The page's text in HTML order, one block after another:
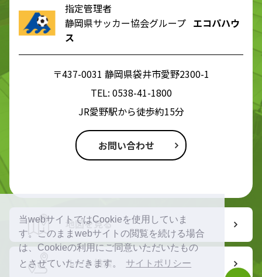
当webサイトではCookieを使用していま
す。このままwebサイトの閲覧を続ける場合
は、Cookieの利用にご同意いただいたもの
とさせていただきます。
サイトポリシー
指定管理者
静岡県サッカー協会グループ エコパハウ
ス
〒437-0031 静岡県袋井市愛野2300-1
TEL: 0538-41-1800
JR愛野駅から徒歩約15分
お問い合わせ
地図を見る
ルート検索